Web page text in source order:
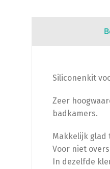
Siliconenkit
Zeer
badkamers.
Makkelijk glad
Voor niet
In dezelfde